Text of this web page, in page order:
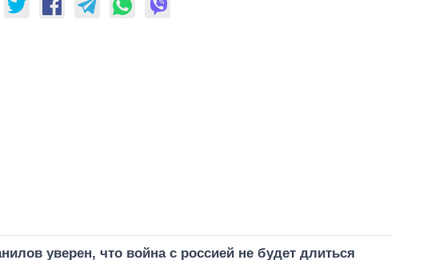
уверен, что война с россией не будет длиться